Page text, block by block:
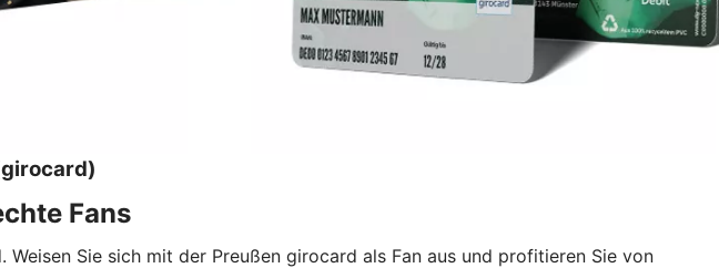
Fans
Sie sich mit der Preußen girocard als Fan aus und profitieren Sie von